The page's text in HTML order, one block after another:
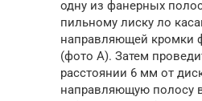
одну из фанерных
пильному лиску ло
направляющей кромки
(фото А). Затем
расстоянии 6 мм от
направляющую полосу